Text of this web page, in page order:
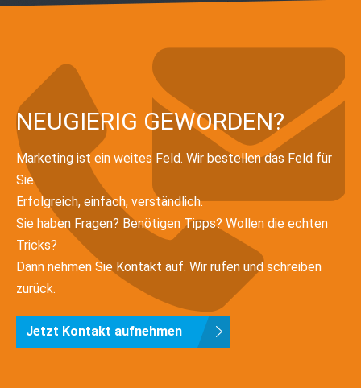
NEUGIERIG GEWORDEN?
Marketing ist ein weites Feld. Wir bestellen das Feld für
Sie.
Erfolgreich, einfach, verständlich.
Sie haben Fragen? Benötigen Tipps? Wollen die echten
Tricks?
Dann nehmen Sie Kontakt auf. Wir rufen und schreiben
zurück.
Jetzt Kontakt aufnehmen